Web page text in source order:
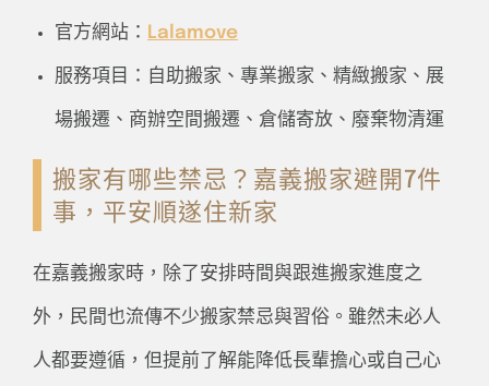
官方網站： Lalamove
服務項目：自助搬家、專業搬家、精緻搬家、展
場搬遷、商辦空間搬遷、倉儲寄放、廢棄物清運
搬家有哪些禁忌？嘉義搬家避開7件
事，平安順遂住新家
在嘉義搬家時，除了安排時間與跟進搬家進度之
外，民間也流傳不少搬家禁忌與習俗。雖然未必人
人都要遵循，但提前了解能降低長輩擔心或自己心